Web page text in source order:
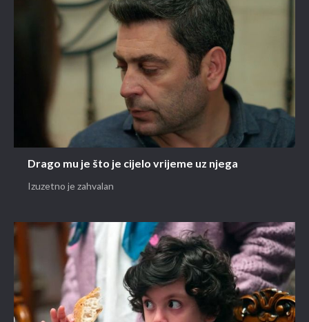
Drago mu je što je cijelo vrijeme uz njega
Izuzetno je zahvalan